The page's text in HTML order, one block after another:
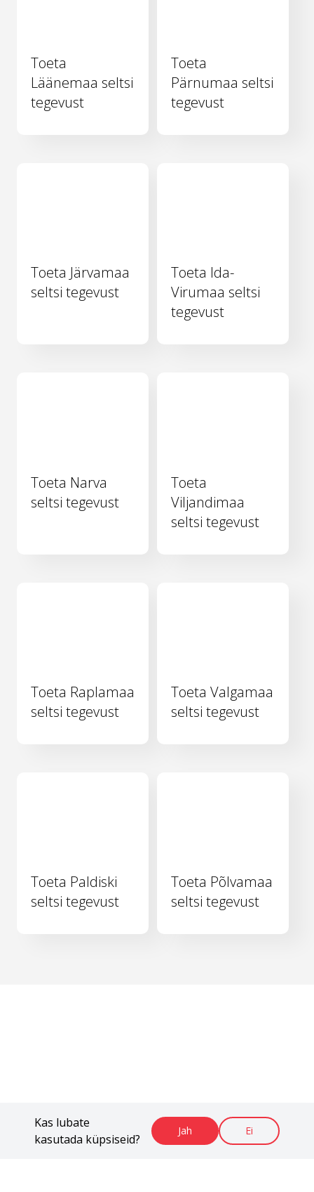
Kas lubate
kasutada küpsiseid?
Jah Ei
Toeta
Läänemaa seltsi
tegevust
Toeta
Pärnumaa seltsi
tegevust
Toeta Järvamaa
seltsi tegevust
Toeta Ida-
Virumaa seltsi
tegevust
Toeta Narva
seltsi tegevust
Toeta
Viljandimaa
seltsi tegevust
Toeta Raplamaa
seltsi tegevust
Toeta Valgamaa
seltsi tegevust
Toeta Paldiski
seltsi tegevust
Toeta Põlvamaa
seltsi tegevust